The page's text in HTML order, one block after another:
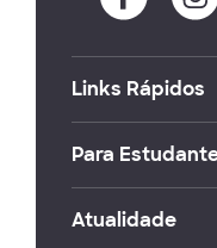
Links Rápidos
Para
Atualidade